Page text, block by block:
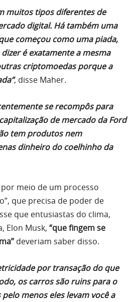
muitos tipos diferentes de
digital. Há também uma
começou como uma piada,
é exatamente a mesma
criptomoedas porque a
, disse Maher.
se recompôs para
de mercado da Ford
tem produtos nem
dinheiro do coelhinho da
meio de um processo
que precisa de poder de
que entusiastas do clima,
Elon Musk, “que fingem se
deveriam saber disso.
por transação do que
os carros são ruins para o
menos eles levam você a